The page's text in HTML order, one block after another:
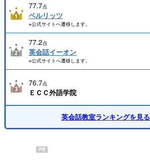
77.7点
ベルリッツ
※公式サイトへ遷移します。
77.2点
英会話イーオン
※公式サイトへ遷移します。
76.7点
ＥＣＣ外語学院
英会話教室ランキングを見る
PR